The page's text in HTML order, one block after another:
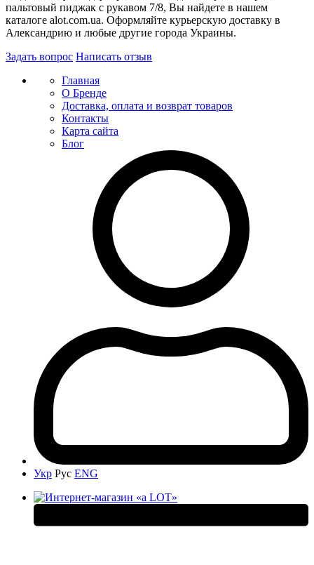
пальтовый пиджак с рукавом 7/8, Вы найдете в нашем
каталоге alot.com.ua. Оформляйте курьерскую доставку в
Александрию и любые другие города Украины.
Задать вопрос Написать отзыв
Главная
О Бренде
Доставка, оплата и возврат товаров
Контакты
Карта сайта
Блог
Укр Рус ENG